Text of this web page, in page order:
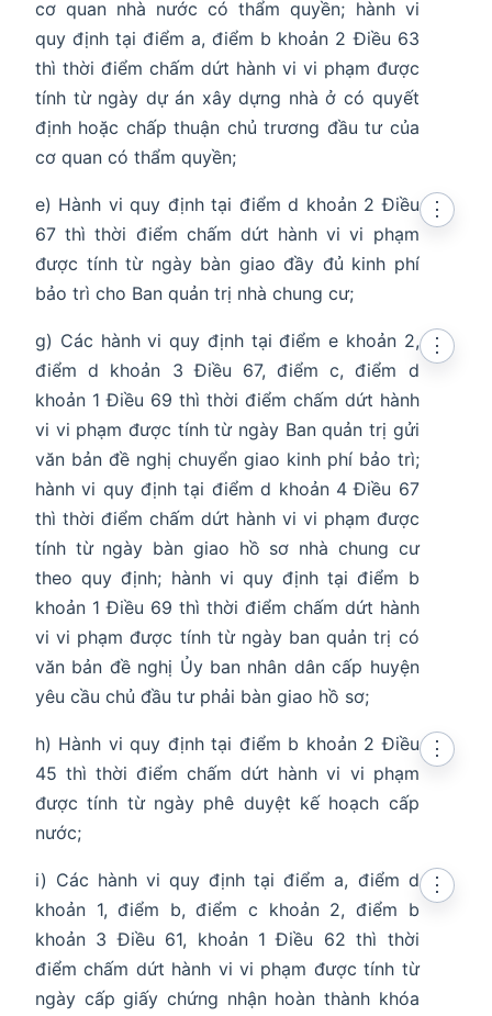
cơ quan nhà nước có thẩm quyền; hành vi
quy định tại điểm a, điểm b khoản 2 Điều 63
thì thời điểm chấm dứt hành vi vi phạm được
tính từ ngày dự án xây dựng nhà ở có quyết
định hoặc chấp thuận chủ trương đầu tư của
cơ quan có thẩm quyền;
e) Hành vi quy định tại điểm d khoản 2 Điều
67 thì thời điểm chấm dứt hành vi vi phạm
được tính từ ngày bàn giao đầy đủ kinh phí
bảo trì cho Ban quản trị nhà chung cư;
⋮
g) Các hành vi quy định tại điểm e khoản 2,
điểm d khoản 3 Điều 67, điểm c, điểm d
khoản 1 Điều 69 thì thời điểm chấm dứt hành
vi vi phạm được tính từ ngày Ban quản trị gửi
văn bản đề nghị chuyển giao kinh phí bảo trì;
hành vi quy định tại điểm d khoản 4 Điều 67
thì thời điểm chấm dứt hành vi vi phạm được
tính từ ngày bàn giao hồ sơ nhà chung cư
theo quy định; hành vi quy định tại điểm b
khoản 1 Điều 69 thì thời điểm chấm dứt hành
vi vi phạm được tính từ ngày ban quản trị có
văn bản đề nghị Ủy ban nhân dân cấp huyện
yêu cầu chủ đầu tư phải bàn giao hồ sơ;
⋮
h) Hành vi quy định tại điểm b khoản 2 Điều
45 thì thời điểm chấm dứt hành vi vi phạm
được tính từ ngày phê duyệt kế hoạch cấp
nước;
⋮
i) Các hành vi quy định tại điểm a, điểm d
khoản 1, điểm b, điểm c khoản 2, điểm b
khoản 3 Điều 61, khoản 1 Điều 62 thì thời
điểm chấm dứt hành vi vi phạm được tính từ
ngày cấp giấy chứng nhận hoàn thành khóa
⋮